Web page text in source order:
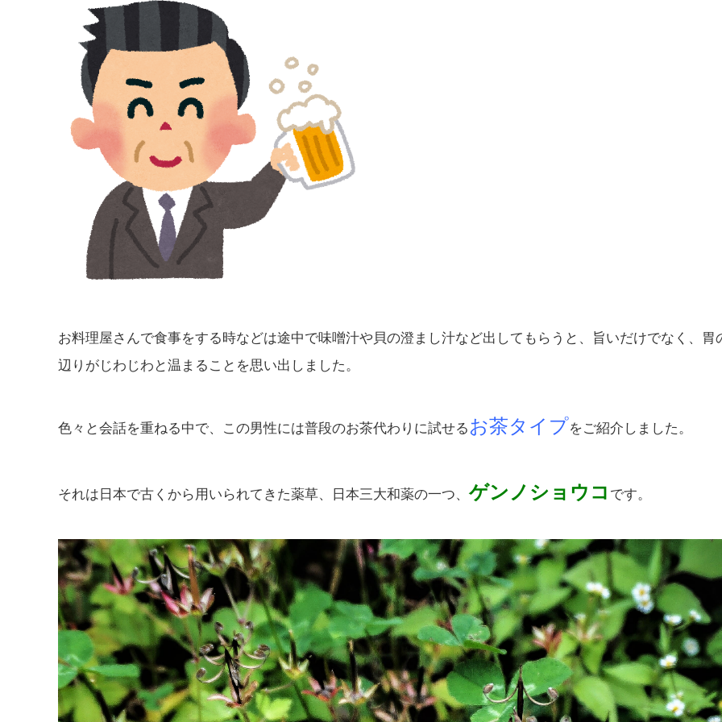
お料理屋さんで食事をする時などは途中で味噌汁や貝の澄まし汁など出してもらうと、旨いだけでなく、胃
辺りがじわじわと温まることを思い出しました。
色々と会話を重ねる中で、この男性には普段のお茶代わりに試せる お茶タイプをご紹介しました。
それは日本で古くから用いられてきた薬草、日本三大和薬の一つ、 ゲンノショウコ です。